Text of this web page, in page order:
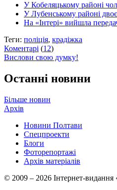
У Кобеляцькому районі
У Лубенському районі
На «Інтері» вийшла
Теги: поліція, крадіжка
Коментарі (12)
Вислови свою думку!
Останні новини
Більше новин
Архів
Новини Полтави
Спецпроекти
Блоги
Фоторепортажі
Архів матеріалів
© 2009 – 2026 Інтернет-